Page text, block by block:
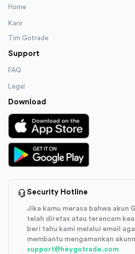
Home
Karir
Tim Gotrade
Support
FAQ
Legal
Download
Security Hotline
Jika kamu merasa bahwa akun
telah diretas atau terancam
beri tahu kami melalui email
membantu mengamankan
support@heygotrade.com